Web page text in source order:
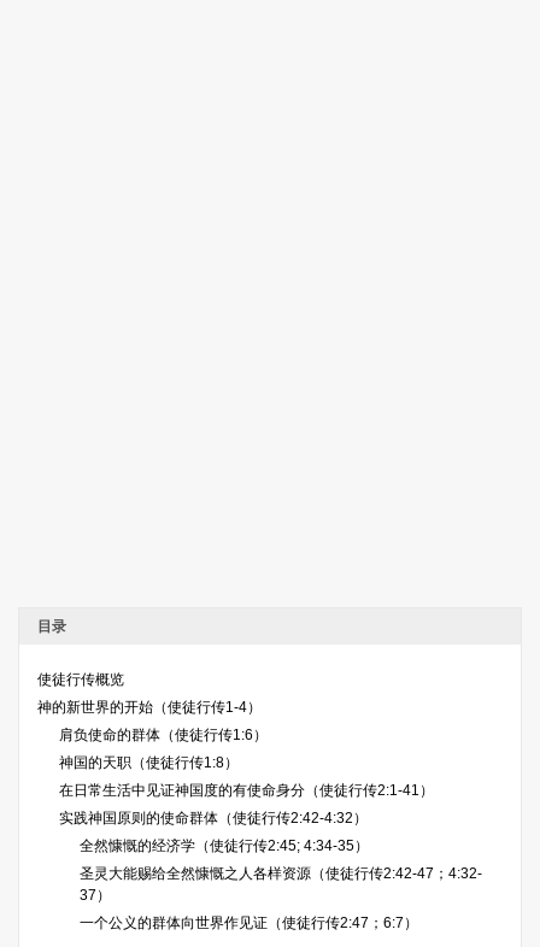
目录
使徒行传概览
神的新世界的开始（使徒行传1-4）
肩负使命的群体（使徒行传1:6）
神国的天职（使徒行传1:8）
在日常生活中见证神国度的有使命身分（使徒行传2:1-41）
实践神国原则的使命群体（使徒行传2:42-4:32）
全然慷慨的经济学（使徒行传2:45; 4:34-35）
圣灵大能赐给全然慷慨之人各样资源（使徒行传2:42-47；4:32-
37）
一个公义的群体向世界作见证（使徒行传2:47；6:7）